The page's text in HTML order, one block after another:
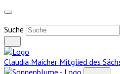
Weiter
Inhalt
Suche
Claudia Maicher Mitglied des